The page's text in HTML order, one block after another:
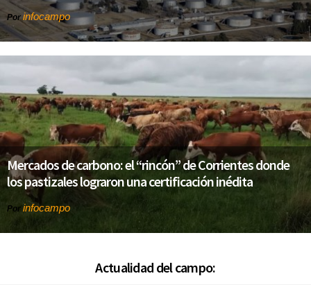
Porinfocampo
Mercados de carbono: el “rincón” de Corrientes donde
los pastizales lograron una certificación inédita
Por infocampo
Actualidad del campo: